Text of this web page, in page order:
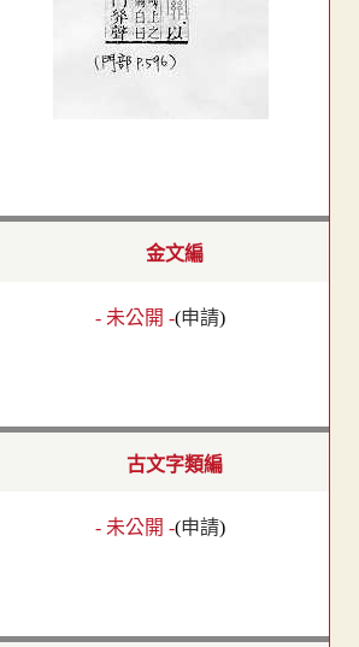
金文編
- 未公開 -(申請)
古文字類編
- 未公開 -(申請)